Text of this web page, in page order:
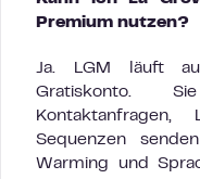
Premium nutzen?
Ja. LGM läuft
Gratiskonto.
Kontaktanfragen,
Sequenzen
Warming und